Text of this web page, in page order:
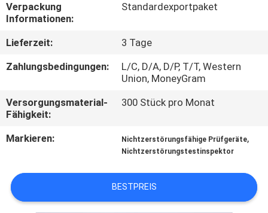
TRETEN
SIE
MIT
IN
VERBINDUNG
SIE
EIN
Verpackung
Informationen:
Standardexportpaket
Lieferzeit:
3 Tage
Zahlungsbedingungen:
L/C, D/A, D/P, T/T, Western
Union, MoneyGram
Versorgungsmaterial-
Fähigkeit:
300 Stück pro Monat
Markieren: Nichtzerstörungsfähige Prüfgeräte,
Nichtzerstörungstestinspektor
BESTPREIS